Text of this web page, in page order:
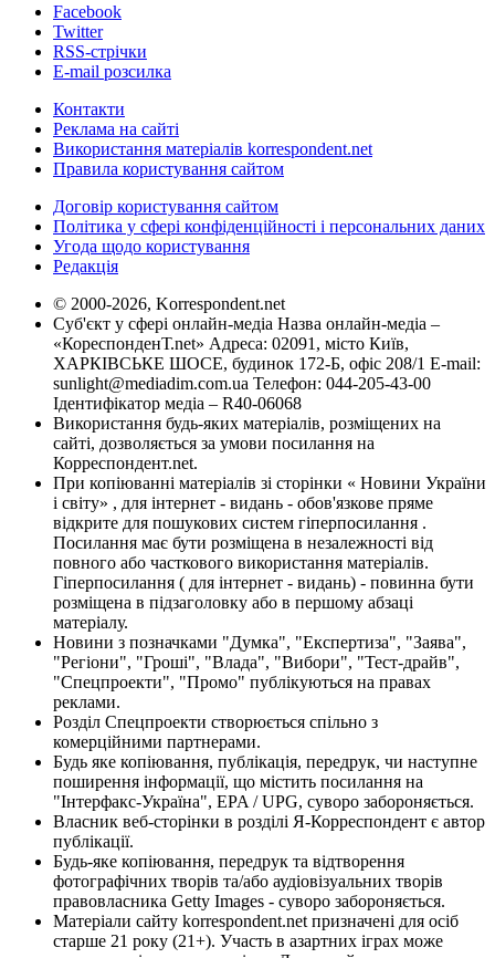
Facebook
Twitter
RSS-стрічки
E-mail розсилка
Контакти
Реклама на сайті
Використання матеріалів korrespondent.net
Правила користування сайтом
Договір користування сайтом
Політика у сфері конфіденційності і персональних даних
Угода щодо користування
Редакція
© 2000-2026, Korrespondent.net
Суб'єкт у сфері онлайн-медіа Назва онлайн-медіа –
«КореспонденТ.net» Адреса: 02091, місто Київ,
ХАРКІВСЬКЕ ШОСЕ, будинок 172-Б, офіс 208/1 E-mail:
sunlight@mediadim.com.ua Телефон: 044-205-43-00
Ідентифікатор медіа – R40-06068
Використання будь-яких матеріалів, розміщених на
сайті, дозволяється за умови посилання на
Корреспондент.net.
При копіюванні матеріалів зі сторінки « Новини України
і світу» , для інтернет - видань - обов'язкове пряме
відкрите для пошукових систем гіперпосилання .
Посилання має бути розміщена в незалежності від
повного або часткового використання матеріалів.
Гіперпосилання ( для інтернет - видань) - повинна бути
розміщена в підзаголовку або в першому абзаці
матеріалу.
Новини з позначками "Думка", "Експертиза", "Заява",
"Регіони", "Гроші", "Влада", "Вибори", "Тест-драйв",
"Спецпроекти", "Промо" публікуються на правах
реклами.
Розділ Спецпроекти створюється спільно з
комерційними партнерами.
Будь яке копіювання, публікація, передрук, чи наступне
поширення інформації, що містить посилання на
"Інтерфакс-Україна", EPA / UPG, суворо забороняється.
Власник веб-сторінки в розділі Я-Корреспондент є автор
публікації.
Будь-яке копіювання, передрук та відтворення
фотографічних творів та/або аудіовізуальних творів
правовласника Getty Images - суворо забороняється.
Матеріали сайту korrespondent.net призначені для осіб
старше 21 року (21+). Участь в азартних іграх може